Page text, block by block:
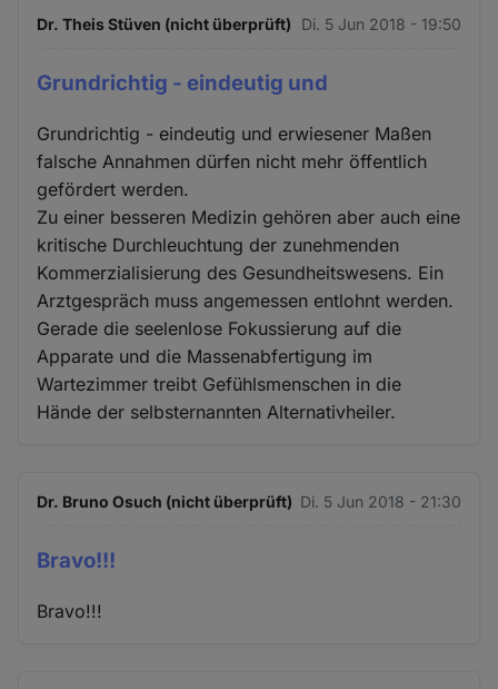
Dr. Theis Stüven (nicht überprüft) Di. 5 Jun 2018 - 19:50
Grundrichtig - eindeutig und
Grundrichtig - eindeutig und erwiesener Maßen
falsche Annahmen dürfen nicht mehr öffentlich
gefördert werden.
Zu einer besseren Medizin gehören aber auch eine
kritische Durchleuchtung der zunehmenden
Kommerzialisierung des Gesundheitswesens. Ein
Arztgespräch muss angemessen entlohnt werden.
Gerade die seelenlose Fokussierung auf die
Apparate und die Massenabfertigung im
Wartezimmer treibt Gefühlsmenschen in die
Hände der selbsternannten Alternativheiler.
Dr. Bruno Osuch (nicht überprüft) Di. 5 Jun 2018 - 21:30
Bravo!!!
Bravo!!!